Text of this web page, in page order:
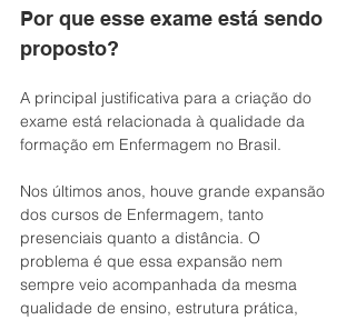
Por que esse exame está sendo
proposto?
A principal justificativa para a criação do
exame está relacionada à qualidade da
formação em Enfermagem no Brasil.
Nos últimos anos, houve grande expansão
dos cursos de Enfermagem, tanto
presenciais quanto a distância. O
problema é que essa expansão nem
sempre veio acompanhada da mesma
qualidade de ensino, estrutura prática,